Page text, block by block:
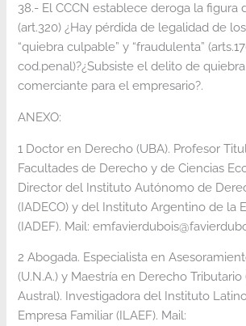
38.- El CCCN establece deroga la figura
(art.320) ¿Hay pérdida de legalidad de
“quiebra culpable” y “fraudulenta”
cod.penal)?¿Subsiste el delito de
comerciante para el empresario?.
ANEXO:
1 Doctor en Derecho (UBA). Profesor
Facultades de Derecho y de Ciencias
Director del Instituto Autónomo de
(IADECO) y del Instituto Argentino de la
(IADEF). Mail:
2 Abogada. Especialista en
(U.N.A.) y Maestría en Derecho Tributario
Austral). Investigadora del Instituto
Empresa Familiar (ILAEF). Mail: